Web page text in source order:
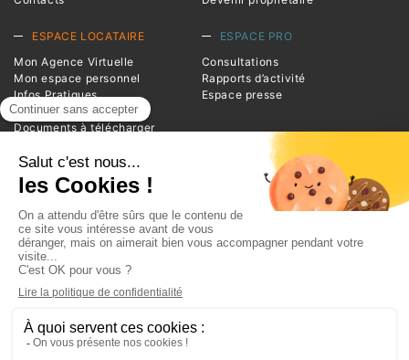
ESPACE LOCATAIRE
Mon Agence Virtuelle
Mon espace personnel
Infos Pratiques
Magazine Entrée
Documents à télécharger
ESPACE PRO
Consultations
Rapports d’activité
Espace presse
INFORMATIONS
1 square de la Resistance
BP 20124
38209 Vienne Cedex
Téléphone : 04 74 78 39 00
Plan du site
Mentions légales
Politique de Protection des Données